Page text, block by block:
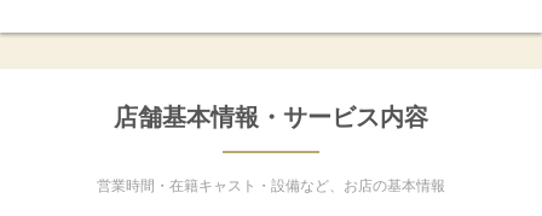
店舗基本情報・サービス内容
営業時間・在籍キャスト・設備など、お店の基本情報